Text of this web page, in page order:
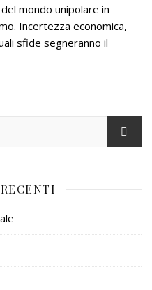
mondo unipolare in
Incertezza economica,
sfide segneranno il